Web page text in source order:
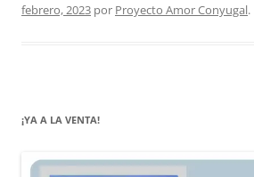
febrero, 2023 por Proyecto Amor Conyugal.
¡YA A LA VENTA!